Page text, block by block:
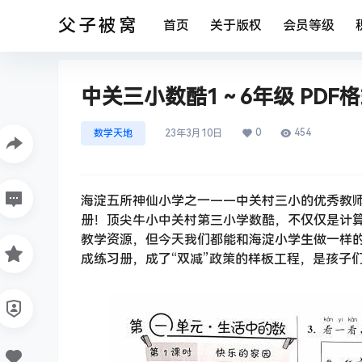
父子被窝 首页 关于版权 会员等级
中关三小数酷1～6年级 PDF
数学天地 23年3月10日 0 454
海淀五所神仙小学之一——中关村三小的优秀教
册！顶尖牛小中关村第三小学数酷，不仅仅是计
教学资源，但今天我们都能和海淀小学生做一样
成练习册，成了“双减”政策的样板工程，是孩子